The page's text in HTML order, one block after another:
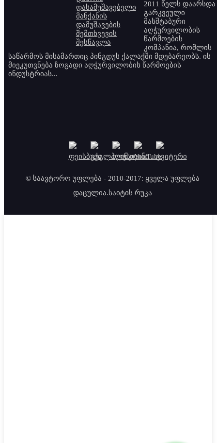
2011 წელს დაარსდა
გარკვეული
მასშტაბური
აღჭურვილობის
წარმოების
კომპანია, რომლის
საწარმოს მისამართიც პინგდუს ქალაქში მდებარეობს. ის
მიეკუთვნება ზოგადი აღჭურვილობის წარმოების
ინდუსტრიას...
© საავტორო უფლება - 2010-2017: ყველა უფლება
დაცულია.საიტის რუკა